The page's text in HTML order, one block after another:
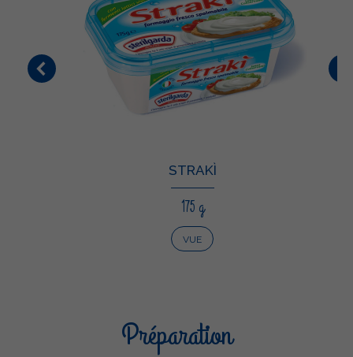
STRAKÌ
175 g
VUE
Préparation